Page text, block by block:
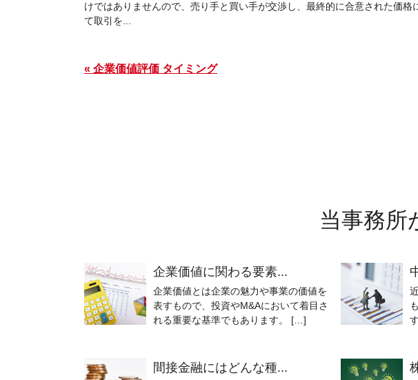
けではありませんので、売り手と買い手が交渉し、最終的に合意された価格
て取引を...
« 企業価値評価 タイミング
当事務所
企業価値に関わる要素...
企業価値とは企業の魅力や事業の価値を
表すもので、投資やM&Aにおいて着目さ
れる重要な基準でもあります。 […]
間接金融にはどんな種...